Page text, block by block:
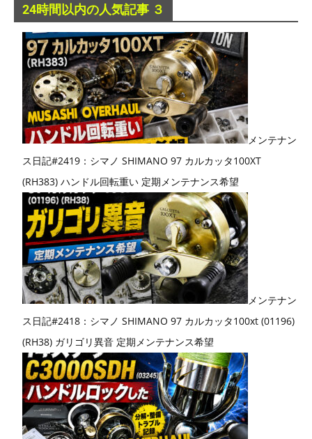
24時間以内の人気記事 ３
メンテナン
ス日記#2419：シマノ SHIMANO 97 カルカッタ100XT
(RH383) ハンドル回転重い 定期メンテナンス希望
メンテナン
ス日記#2418：シマノ SHIMANO 97 カルカッタ100xt (01196)
(RH38) ガリゴリ異音 定期メンテナンス希望